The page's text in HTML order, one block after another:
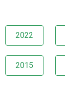
2022
2015